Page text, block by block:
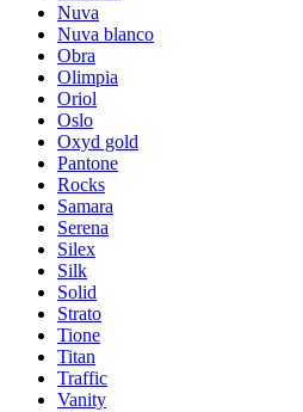
Nuva
Nuva blanco
Obra
Olimpia
Oriol
Oslo
Oxyd gold
Pantone
Rocks
Samara
Serena
Silex
Silk
Solid
Strato
Tione
Titan
Traffic
Vanity